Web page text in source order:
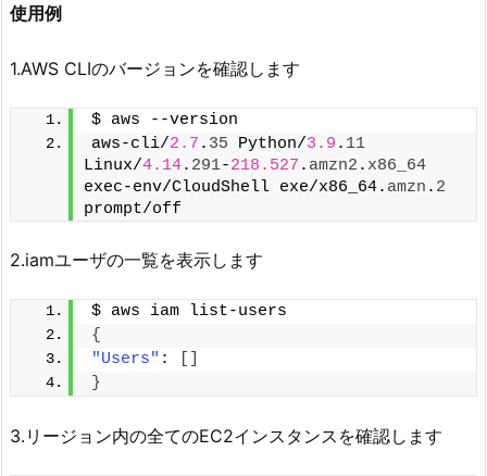
使用例
1.AWS CLIのバージョンを確認します
$ aws --version
aws-cli/2.7 . 35 Python/3.9 . 11
Linux/4.14. 291-218.527 . amzn2 . x86_64
exec-env/CloudShell exe/x86_64. amzn . 2
prompt/off
2.iamユーザの一覧を表示します
$ aws iam list-users
{
"Users" :
}
3.リージョン内の全てのEC2インスタンスを確認します